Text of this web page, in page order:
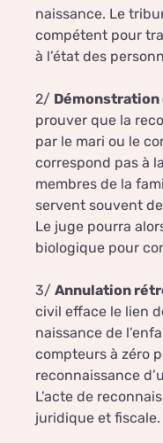
naissance. Le
compétent pour
à l’état des
2/ Démonstration
prouver que la
par le mari ou le
correspond pas à
membres de la
servent souvent
Le juge pourra
biologique pour
3/ Annulation
civil efface le lien
naissance de
compteurs à zéro
reconnaissance
L’acte de
juridique et fiscale.